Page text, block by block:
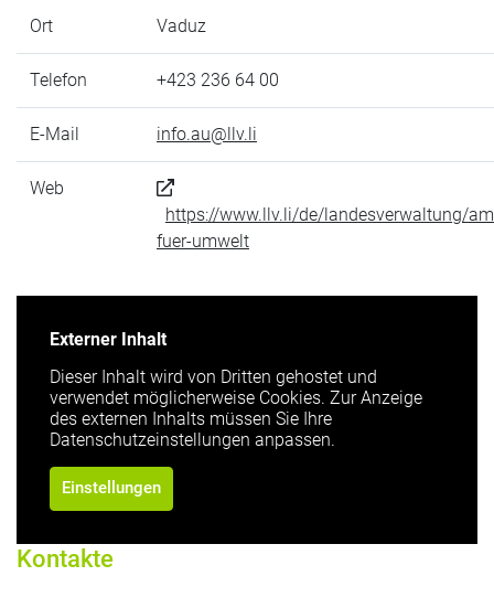
Ort Vaduz
Telefon +423 236 64 00
E-Mail info.au@llv.li
Web
https://www.llv.li/de/landesverwaltung/
fuer-umwelt
Externer Inhalt
Dieser Inhalt wird von Dritten gehostet und
verwendet möglicherweise Cookies. Zur Anzeige
des externen Inhalts müssen Sie Ihre
Datenschutzeinstellungen anpassen.
Einstellungen
Kontakte